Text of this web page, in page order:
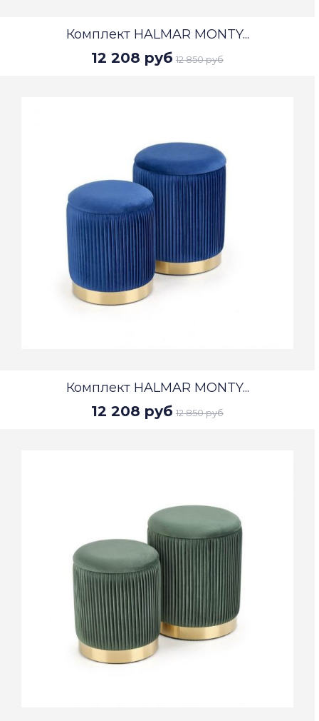
Комплект HALMAR MONTY...
12 208 руб 12 850 руб
Комплект HALMAR MONTY...
12 208 руб 12 850 руб